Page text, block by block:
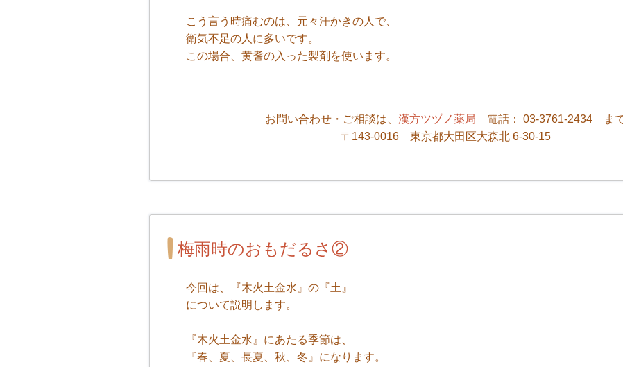
こう言う時痛むのは、元々汗かきの人で、
衛気不足の人に多いです。
この場合、黄耆の入った製剤を使います。
お問い合わせ・ご相談は、 漢方ツヅノ薬局 電話： 03-3761-2434 ま
〒143-0016 東京都大田区大森北 6-30-15
梅雨時のおもだるさ②
今回は、『木火土金水』の『土』
について説明します。
『木火土金水』にあたる季節は、
『春、夏、長夏、秋、冬』になります。